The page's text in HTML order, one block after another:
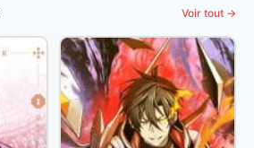
Voir tout →